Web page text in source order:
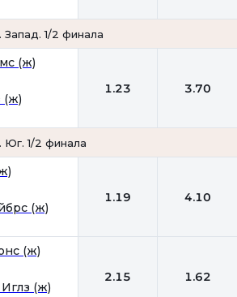
1/2 финала
(ж)
(ж)
1.23 3.70
1/2 финала
(ж)
1.19 4.10
(ж)
(ж)
2.15 1.62